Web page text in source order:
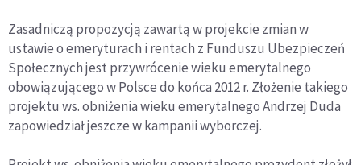
Zasadniczą propozycją zawartą w projekcie zmian w
ustawie o emeryturach i rentach z Funduszu Ubezpieczeń
Społecznych jest przywrócenie wieku emerytalnego
obowiązującego w Polsce do końca 2012 r. Złożenie takiego
projektu ws. obniżenia wieku emerytalnego Andrzej Duda
zapowiedział jeszcze w kampanii wyborczej.